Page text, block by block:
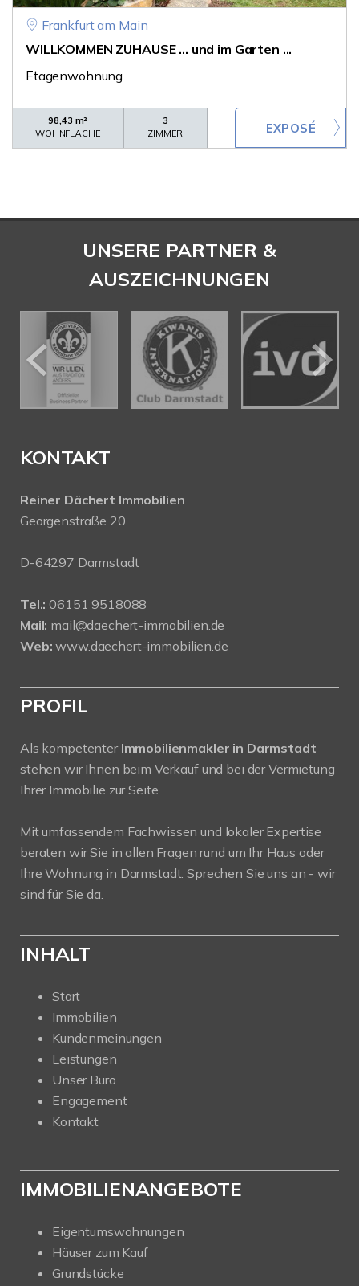
Frankfurt am Main
WILLKOMMEN ZUHAUSE ... und im Garten ...
Etagenwohnung
98,43 m²
WOHNFLÄCHE
3
ZIMMER
UNSERE PARTNER &
AUSZEICHNUNGEN
KONTAKT
Reiner Dächert Immobilien
Georgenstraße 20
D-64297 Darmstadt
Tel.: 06151 9518088
Mail: mail@daechert-immobilien.de
Web: www.daechert-immobilien.de
PROFIL
Als kompetenter Immobilienmakler in Darmstadt
stehen wir Ihnen beim Verkauf und bei der Vermietung
Ihrer Immobilie zur Seite.
Mit umfassendem Fachwissen und lokaler Expertise
beraten wir Sie in allen Fragen rund um Ihr Haus oder
Ihre Wohnung in Darmstadt. Sprechen Sie uns an - wir
sind für Sie da.
INHALT
Start
Immobilien
Kundenmeinungen
Leistungen
Unser Büro
Engagement
Kontakt
IMMOBILIENANGEBOTE
Eigentumswohnungen
Häuser zum Kauf
Grundstücke